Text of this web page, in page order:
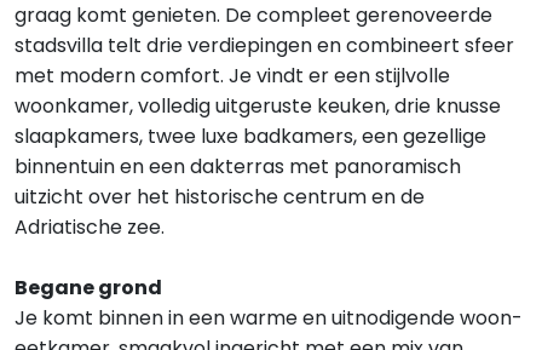
graag komt genieten. De compleet gerenoveerde
stadsvilla telt drie verdiepingen en combineert sfeer
met modern comfort. Je vindt er een stijlvolle
woonkamer, volledig uitgeruste keuken, drie knusse
slaapkamers, twee luxe badkamers, een gezellige
binnentuin en een dakterras met panoramisch
uitzicht over het historische centrum en de
Adriatische zee.
Begane grond
Je komt binnen in een warme en uitnodigende woon-